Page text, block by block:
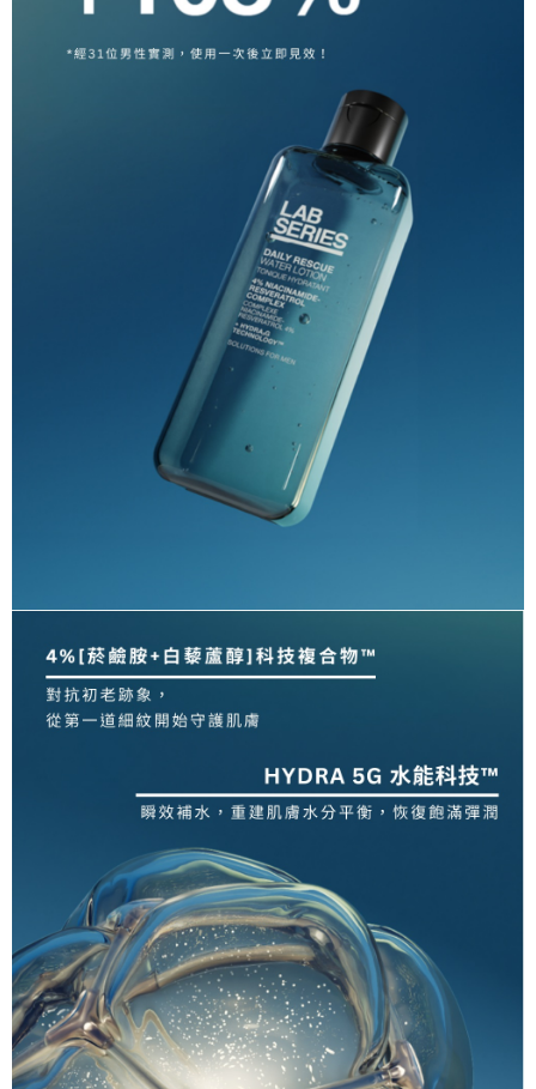
付款後萊爾富取貨
每筆NT$60，滿NT$2,000(含以上)免運費
每筆NT$60，滿NT$2,000(含以上)免運費
每筆NT$100，滿NT$2,000(含以上)免運費